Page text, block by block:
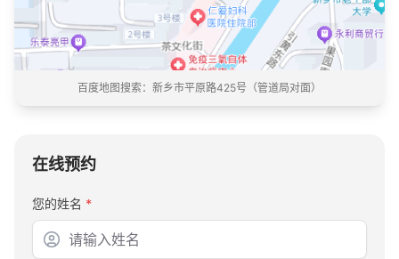
百度地图搜索： 新乡市平原路425号（管道局对面）
在线预约
您的姓名 *